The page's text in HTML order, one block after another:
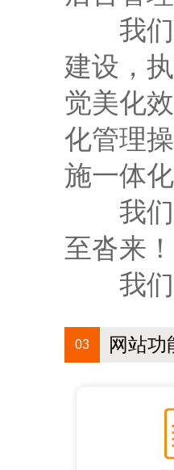
我们作
建设，
觉美化
化管理
施一体
我们坚
至沓来！
我们
03 网站